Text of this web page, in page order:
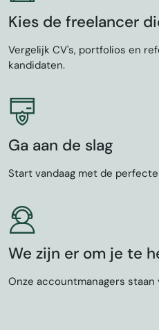
Kies de freelancer
Vergelijk CV's, portfolios en
kandidaten.
Ga aan de slag
Start vandaag met de
We zijn er om je te
Onze accountmanagers staan